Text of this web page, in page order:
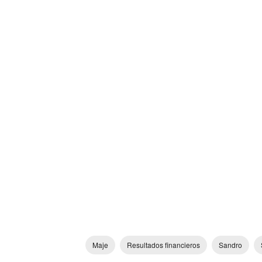
Maje Resultados financieros Sandro